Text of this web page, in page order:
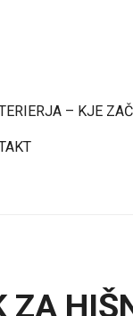
– KJE
ZA